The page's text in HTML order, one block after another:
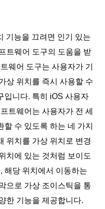
기능을 끄려면 인기 있는
트웨어 도구의 도움을 받
웨어 도구는 사용자가 기
상 위치를 즉시 사용할 수
입니다. 특히 iOS 사용자
트웨어는 사용자가 전 세
수 있도록 하는 네 가지
위치를 가상 위치로 변경
치에 있는 것처럼 보이도
해당 위치에서 이동하는
으로 가상 조이스틱을 통
한 기능을 제공합니다.